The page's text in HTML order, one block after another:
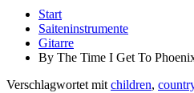
Start
Saiteninstrumente
Gitarre
By The Time I Get To
Verschlagwortet mit children,